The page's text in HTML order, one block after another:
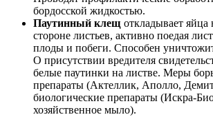
бордосской жидкостью.
Паутинный клещ откладывает яйца
стороне листьев, активно поедая
плоды и побеги. Способен
О присутствии вредителя
белые паутинки на листве. Меры
препараты (Актеллик, Аполло,
биологические препараты (Искра-
хозяйственное мыло).